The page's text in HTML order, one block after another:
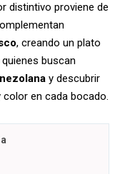
distintivo proviene de
, creando un plato
buscan
y descubrir
color en cada bocado.